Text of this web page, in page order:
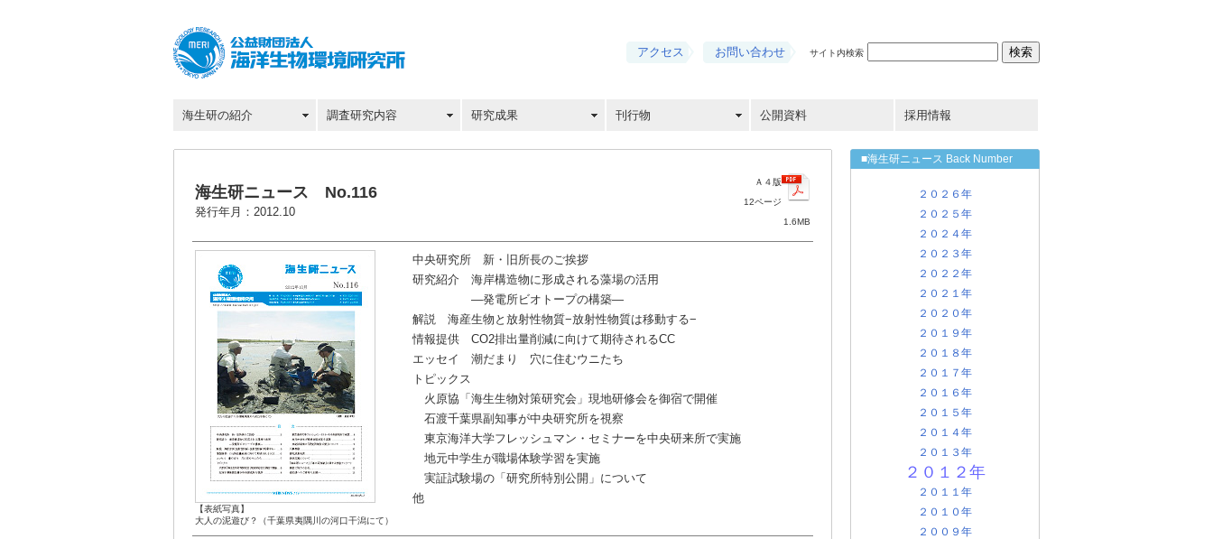
アクセス お問い合わせ サイト内検索
海生研の紹介 調査研究内容 研究成果 刊行物 公開資料 採用情報
海生研ニュース No.116
発行年月：2012.10
Ａ４版
12ページ
1.6MB
【表紙写真】
大人の泥遊び？（千葉県夷隅川の河口干潟にて）
中央研究所 新・旧所長のご挨拶
研究紹介 海岸構造物に形成される藻場の活用
—発電所ビオトープの構築—
解説 海産生物と放射性物質−放射性物質は移動する−
情報提供 CO2排出量削減に向けて期待されるCC
エッセイ 潮だまり 穴に住むウニたち
トピックス
火原協「海生生物対策研究会」現地研修会を御宿で開催
石渡千葉県副知事が中央研究所を視察
東京海洋大学フレッシュマン・セミナーを中央研来所で実施
地元中学生が職場体験学習を実施
実証試験場の「研究所特別公開」について
他
■海生研ニュース Back Number
２０２６年
２０２５年
２０２４年
２０２３年
２０２２年
２０２１年
２０２０年
２０１９年
２０１８年
２０１７年
２０１６年
２０１５年
２０１４年
２０１３年
２０１２年
２０１１年
２０１０年
２００９年